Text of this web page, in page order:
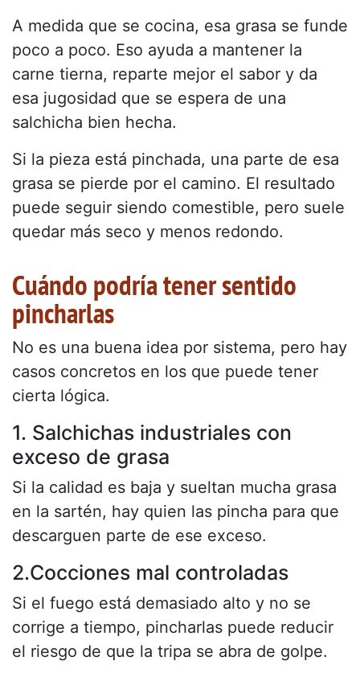
A medida que se cocina, esa grasa se funde
poco a poco. Eso ayuda a mantener la
carne tierna, reparte mejor el sabor y da
esa jugosidad que se espera de una
salchicha bien hecha.
Si la pieza está pinchada, una parte de esa
grasa se pierde por el camino. El resultado
puede seguir siendo comestible, pero suele
quedar más seco y menos redondo.
Cuándo podría tener sentido
pincharlas
No es una buena idea por sistema, pero hay
casos concretos en los que puede tener
cierta lógica.
1. Salchichas industriales con
exceso de grasa
Si la calidad es baja y sueltan mucha grasa
en la sartén, hay quien las pincha para que
descarguen parte de ese exceso.
2.Cocciones mal controladas
Si el fuego está demasiado alto y no se
corrige a tiempo, pincharlas puede reducir
el riesgo de que la tripa se abra de golpe.